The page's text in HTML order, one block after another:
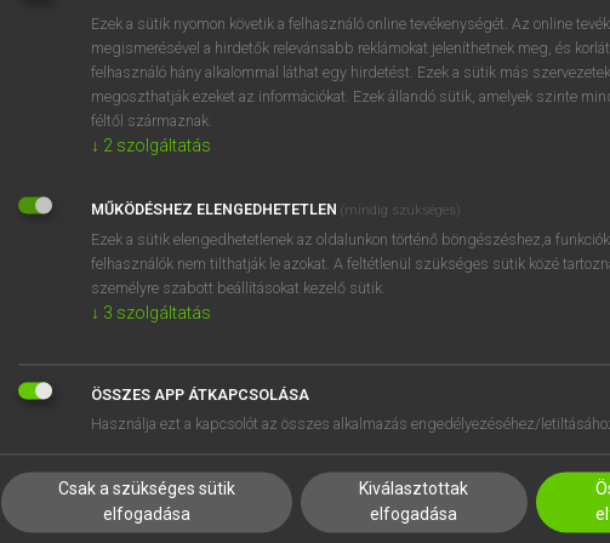
BELÉPÉS
próbaverziójának
regisztrálok és
REGISZTRÁCIÓ
EGYÉNI FELHASZNÁLÓKNAK
TANULÓKNAK
VÁLLALATI MEGOLDÁSOK
SÚGÓ
RÓLUNK
SÜTI BEÁLLÍTÁSOK
Ezek a sütik nyomon követik a felhasználó online tevékenységét. Az online
megismerésével a hirdetők relevánsabb reklámokat jeleníthetnek meg, és
felhasználó hány alkalommal láthat egy hirdetést. Ezek a sütik más
megoszthatják ezeket az információkat. Ezek állandó sütik, amelyek szinte
féltől származnak.
↓ 2 szolgáltatás
MŰKÖDÉSHEZ ELENGEDHETETLEN (mindig szükséges)
Ezek a sütik elengedhetetlenek az oldalunkon történő böngészéshez,a
felhasználók nem tilthatják le azokat. A feltétlenül szükséges sütik közé
személyre szabott beállításokat kezelő sütik.
↓ 3 szolgáltatás
ÖSSZES APP ÁTKAPCSOLÁSA
Használja ezt a kapcsolót az összes alkalmazás engedélyezéséhez/
Csak a szükséges sütik
elfogadása
Kiválasztottak
elfogadása